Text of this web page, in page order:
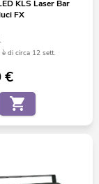
KLS Laser Bar
FX
è di circa 12 sett.
€